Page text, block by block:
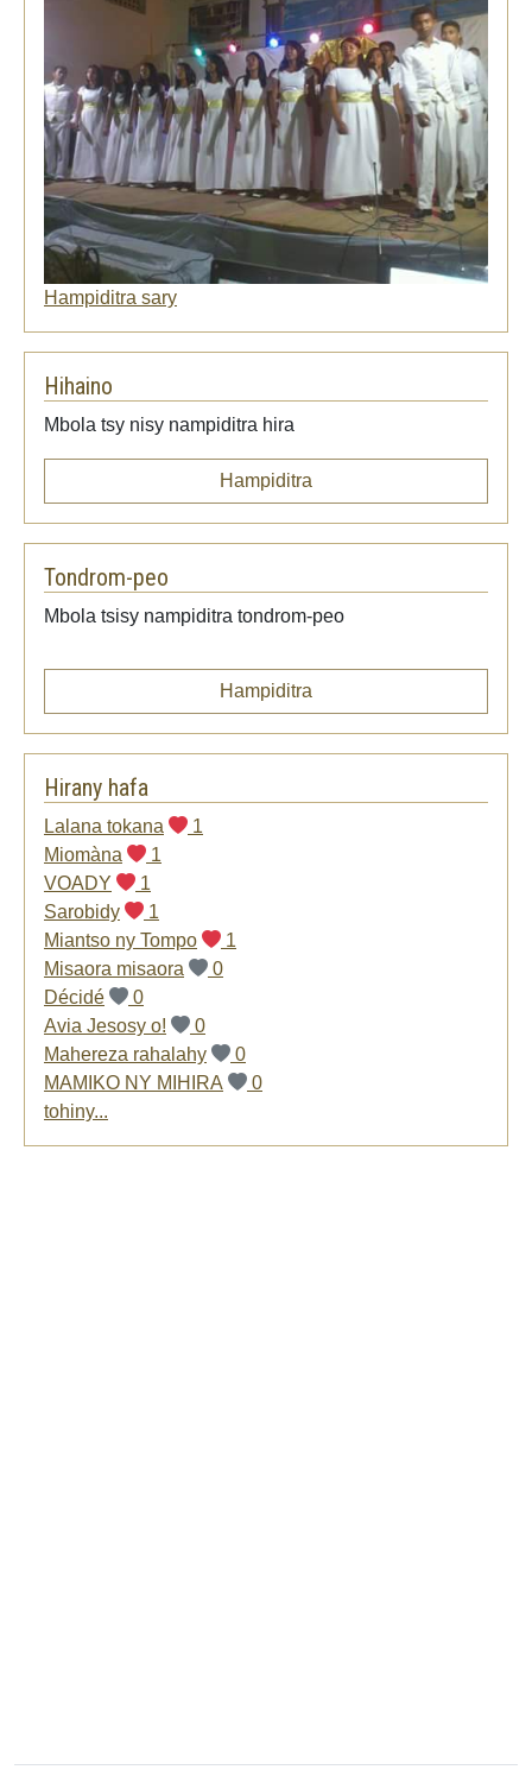
Hampiditra sary
Hihaino
Mbola tsy nisy nampiditra hira
Hampiditra
Tondrom-peo
Mbola tsisy nampiditra tondrom-peo
Hampiditra
Hirany hafa
Lalana tokana
1
Miomàna
1
VOADY
1
Sarobidy
1
Miantso ny Tompo
1
Misaora misaora
0
Décidé
0
Avia Jesosy o!
0
Mahereza rahalahy
0
MAMIKO NY MIHIRA
0
tohiny...